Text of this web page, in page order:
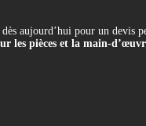
dès aujourd’hui pour un devis
les pièces et la main-